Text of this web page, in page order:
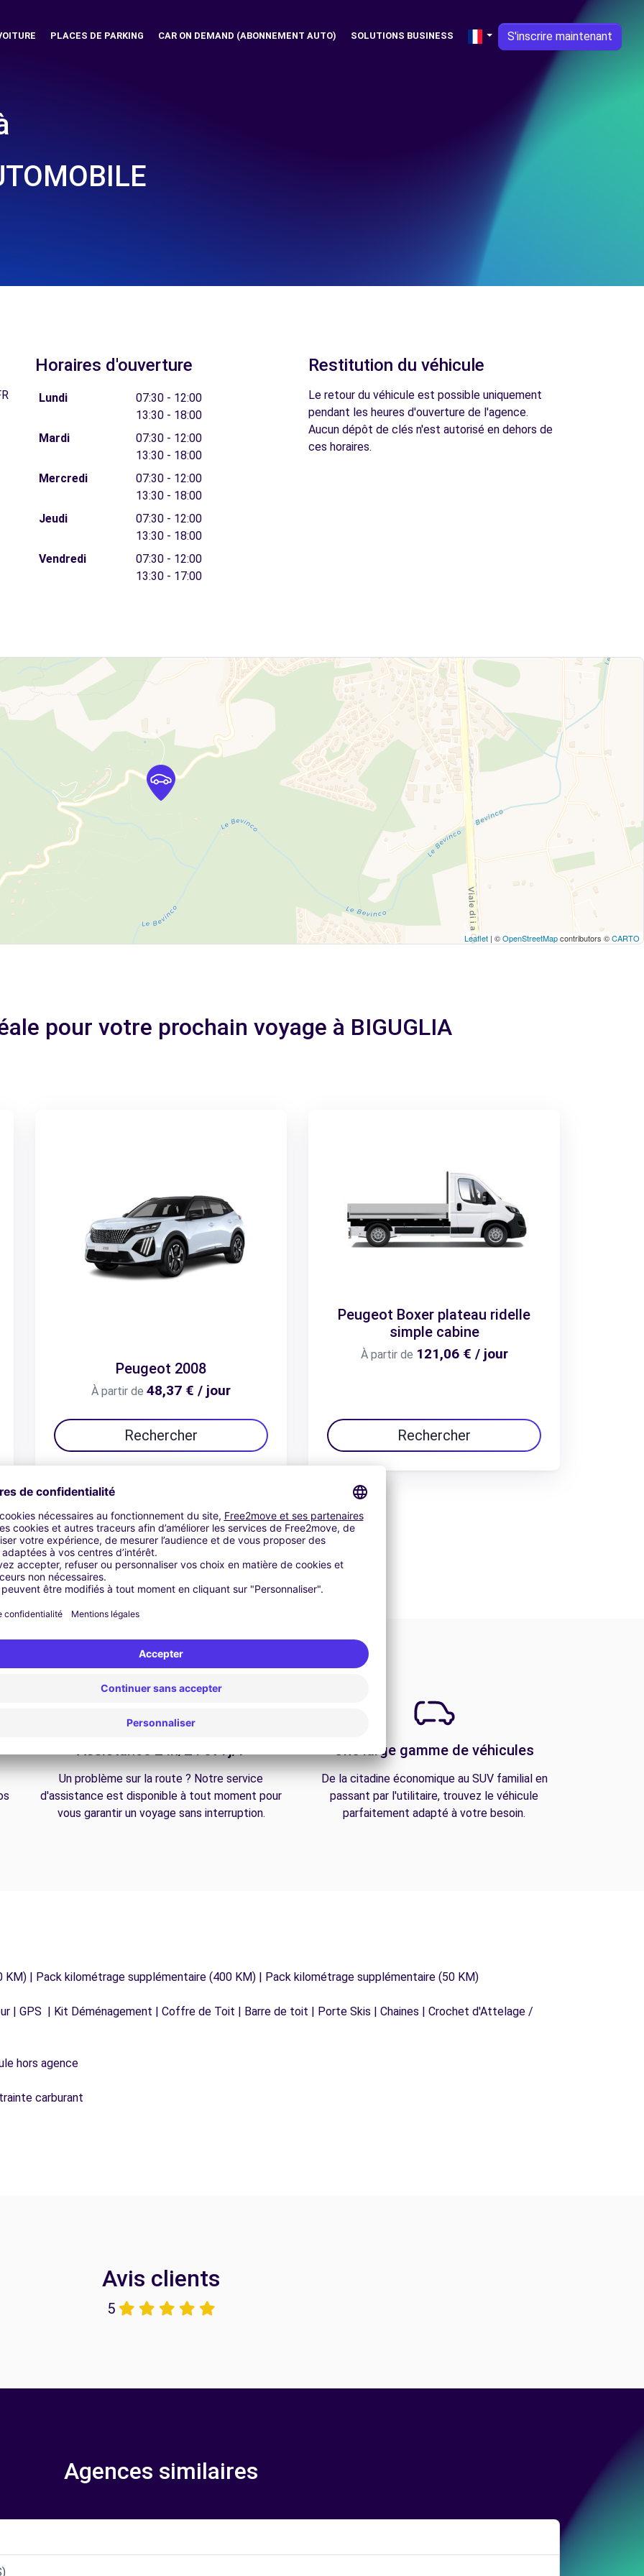
PLACES DE PARKING CAR ON DEMAND (ABONNEMENT AUTO) SOLUTIONS BUSINESS S'inscrire maintenant
Horaires d'ouverture
Lundi
07:30 - 12:00
13:30 - 18:00
Mardi
07:30 - 12:00
13:30 - 18:00
Mercredi
07:30 - 12:00
13:30 - 18:00
Jeudi
07:30 - 12:00
13:30 - 18:00
Vendredi
07:30 - 12:00
13:30 - 17:00
Restitution du véhicule
Le retour du véhicule est possible uniquement
pendant les heures d'ouverture de l'agence.
Aucun dépôt de clés n'est autorisé en dehors de
ces horaires.
Leaflet | ©OpenStreetMapcontributors ©CARTO
pour votre prochain voyage à BIGUGLIA
Peugeot 2008
À partir de 48,37 € / jour
Rechercher
Peugeot Boxer plateau ridelle
simple cabine
À partir de 121,06 € / jour
Rechercher
Voir l'offre
Assistance 24h/24 et 7j/7
Un problème sur la route ? Notre service
d'assistance est disponible à tout moment pour
vous garantir un voyage sans interruption.
Une large gamme de véhicules
De la citadine économique au SUV familial en
passant par l'utilitaire, trouvez le véhicule
parfaitement adapté à votre besoin.
| Pack kilométrage supplémentaire (400 KM) | Pack kilométrage supplémentaire (50 KM)
| GPS | Kit Déménagement | Coffre de Toit | Barre de toit | Porte Skis | Chaines | Crochet d'Attelage /
hors agence
carburant
Avis clients
5
Agences similaires